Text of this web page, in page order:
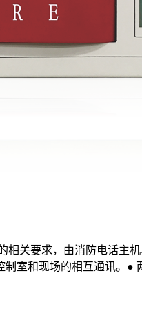
相关要求，由消防电话
室和现场的相互通讯。